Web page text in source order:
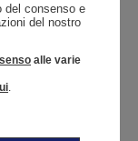
del consenso e
del nostro
alle varie